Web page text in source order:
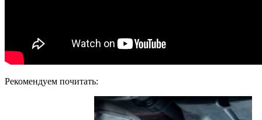
Рекомендуем почитать: